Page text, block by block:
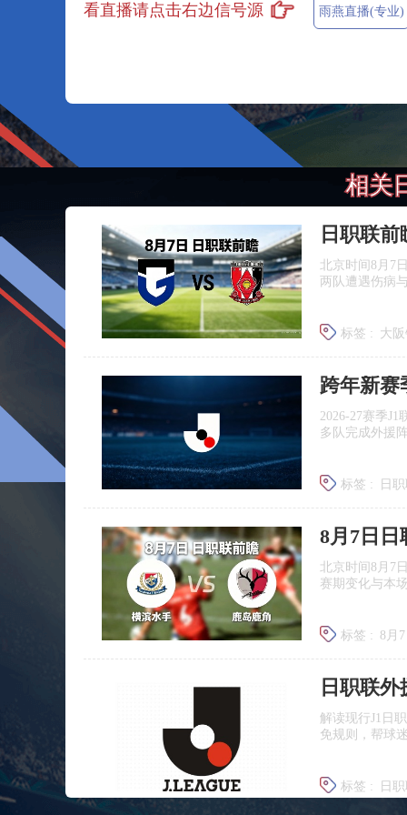
看直播请点击右边信号源 雨燕直播(专业)
相关
北京时间8月7
两队遭遇伤病
标签 : 大
浦和红钻
跨年新赛
2026‑27赛季
多队完成外援
标签 :
日
广岛三箭
8月7日日
北京时间8月7
赛期变化与本
标签 : 8月
日职联前
日职联
解读现行J1日
免规则，帮球
标签 :
日